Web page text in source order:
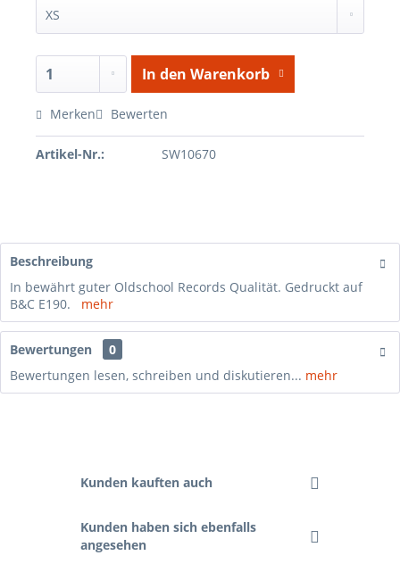
In den Warenkorb
Merken Bewerten
Artikel-Nr.: SW10670
Beschreibung
In bewährt guter Oldschool Records Qualität. Gedruckt auf
B&C E190. mehr
Bewertungen
0
Bewertungen lesen, schreiben und diskutieren... mehr
Kunden kauften auch
Kunden haben sich ebenfalls
angesehen